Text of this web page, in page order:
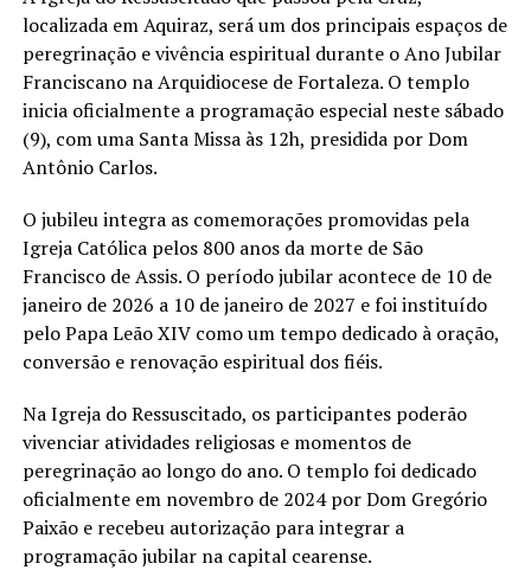
localizada em Aquiraz, será um dos principais espaços de
peregrinação e vivência espiritual durante o Ano Jubilar
Franciscano na Arquidiocese de Fortaleza. O templo
inicia oficialmente a programação especial neste sábado
(9), com uma Santa Missa às 12h, presidida por Dom
Antônio Carlos.
O jubileu integra as comemorações promovidas pela
Igreja Católica pelos 800 anos da morte de São
Francisco de Assis. O período jubilar acontece de 10 de
janeiro de 2026 a 10 de janeiro de 2027 e foi instituído
pelo Papa Leão XIV como um tempo dedicado à oração,
conversão e renovação espiritual dos fiéis.
Na Igreja do Ressuscitado, os participantes poderão
vivenciar atividades religiosas e momentos de
peregrinação ao longo do ano. O templo foi dedicado
oficialmente em novembro de 2024 por Dom Gregório
Paixão e recebeu autorização para integrar a
programação jubilar na capital cearense.